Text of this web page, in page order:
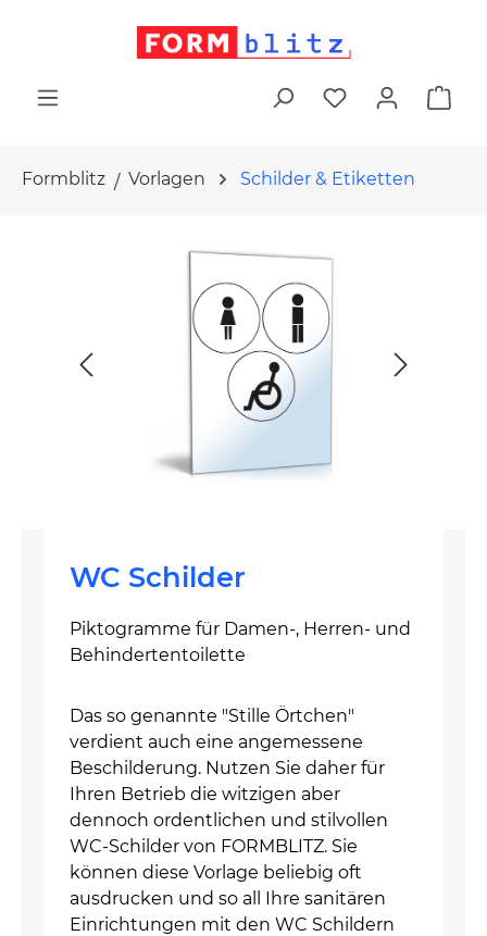
Formblitz Vorlagen Schilder & Etiketten
WC Schilder
Piktogramme für Damen-, Herren- und
Behindertentoilette
Das so genannte "Stille Örtchen"
verdient auch eine angemessene
Beschilderung. Nutzen Sie daher für
Ihren Betrieb die witzigen aber
dennoch ordentlichen und stilvollen
WC-Schilder von FORMBLITZ. Sie
können diese Vorlage beliebig oft
ausdrucken und so all Ihre sanitären
Einrichtungen mit den WC Schildern